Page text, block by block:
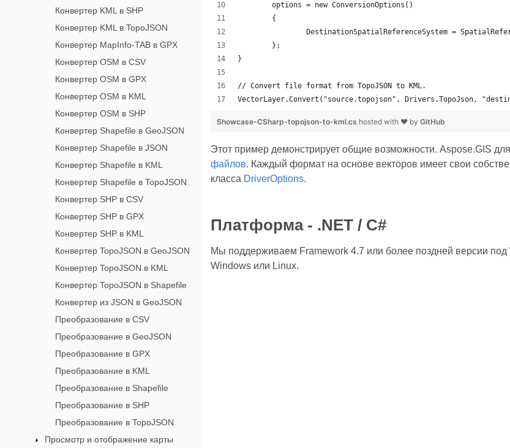
Конвертер KML в SHP
Конвертер KML в TopoJSON
Конвертер MapInfo-TAB в GPX
Конвертер OSM в CSV
Конвертер OSM в GPX
Конвертер OSM в KML
Конвертер OSM в SHP
Конвертер Shapefile в GeoJSON
Конвертер Shapefile в JSON
Конвертер Shapefile в KML
Конвертер Shapefile в TopoJSON
Конвертер SHP в CSV
Конвертер SHP в GPX
Конвертер SHP в KML
Конвертер TopoJSON в GeoJSON
Конвертер TopoJSON в KML
Конвертер TopoJSON в Shapefile
Конвертер из JSON в GeoJSON
Преобразование в CSV
Преобразование в GeoJSON
Преобразование в GPX
Преобразование в KML
Преобразование в Shapefile
Преобразование в SHP
Преобразование в TopoJSON
Просмотр и отображение карты
	options = new ConversionOptions()
	{
DestinationSpatialReferenceSystem =
	};
}
// Convert file format from TopoJSON to KML.
VectorLayer.Convert("source.topojson", Drivers.TopoJson,
Showcase-CSharp-topojson-to-kml.cs hosted with ❤ by GitHub
Этот пример демонстрирует общие возможности. Aspose.GIS
файлов. Каждый формат на основе векторов имеет свои
класса DriverOptions.
Платформа - .NET / C#
Мы поддерживаем Framework 4.7 или более поздней версии
Windows или Linux.